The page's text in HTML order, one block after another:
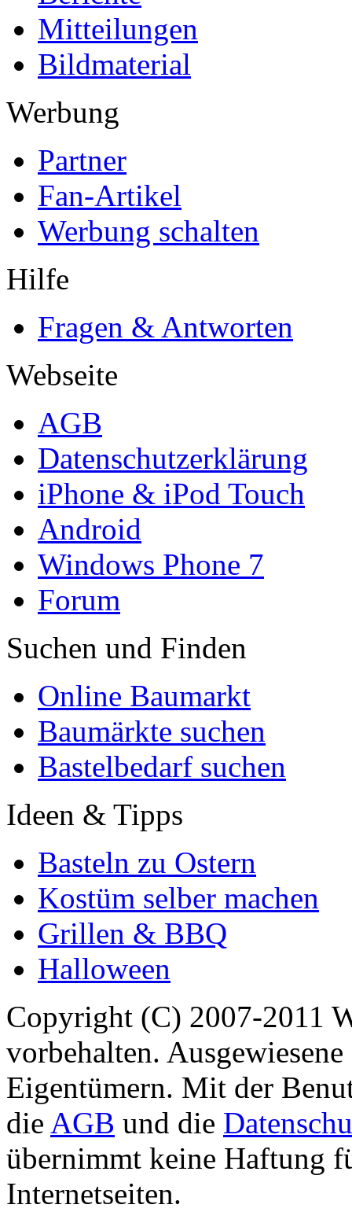
Mitteilungen
Bildmaterial
Werbung
Partner
Fan-Artikel
Werbung schalten
Hilfe
Fragen & Antworten
Webseite
AGB
Datenschutzerklärung
iPhone & iPod Touch
Android
Windows Phone 7
Forum
Suchen und Finden
Online Baumarkt
Baumärkte suchen
Bastelbedarf suchen
Ideen & Tipps
Basteln zu Ostern
Kostüm selber machen
Grillen & BBQ
Halloween
Copyright (C) 2007-2011
vorbehalten.
Eigentümern. Mit der
die AGB und die
übernimmt keine Haftung
Internetseiten.